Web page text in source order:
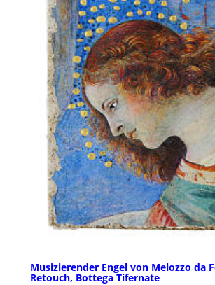
Musizierender Engel von Melozzo da
Retouch, Bottega Tifernate